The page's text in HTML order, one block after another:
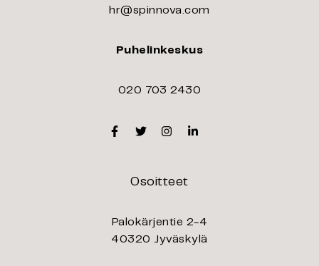
hr@spinnova.com
Puhelinkeskus
020 703 2430
Facebook
TwitterInstagram
Linkedin
Osoitteet
Palokärjentie 2-4
40320 Jyväskylä